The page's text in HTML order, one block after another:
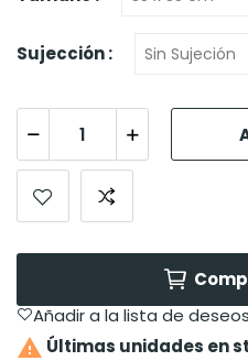
Sujección :
Añadir a la lista de deseos
 Últimas unidades en